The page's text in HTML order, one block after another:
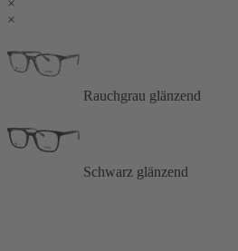
×
×
Rauchgrau glänzend
Schwarz glänzend